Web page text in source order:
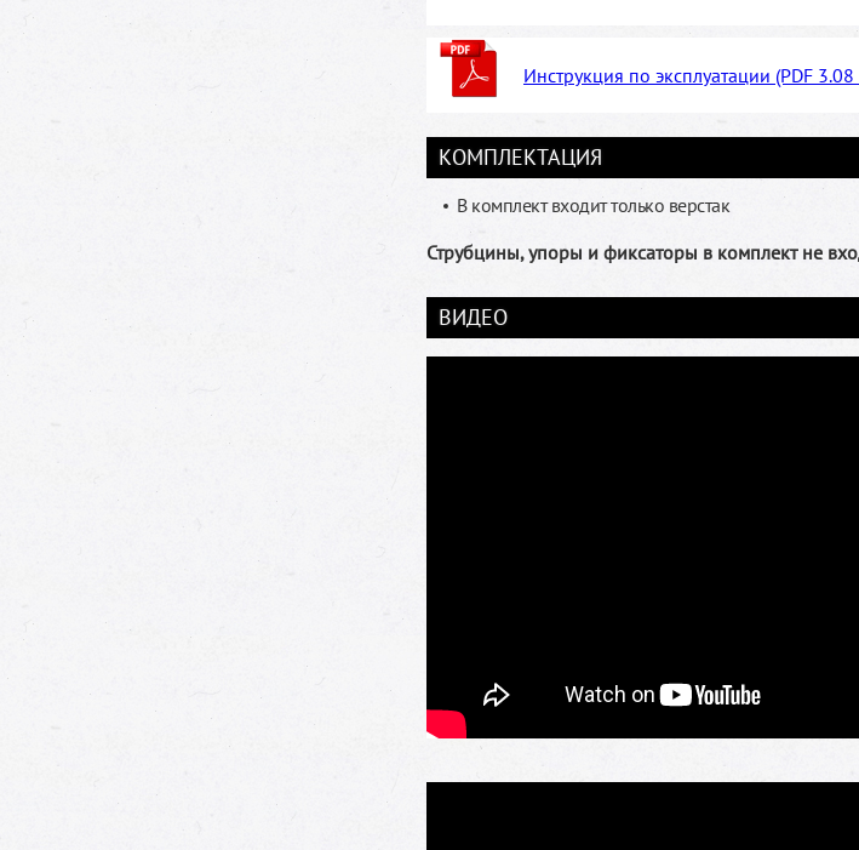
Инструкция по эксплуатации (PDF
КОМПЛЕКТАЦИЯ
В комплект входит только верстак
Струбцины, упоры и фиксаторы в комплект не
ВИДЕО